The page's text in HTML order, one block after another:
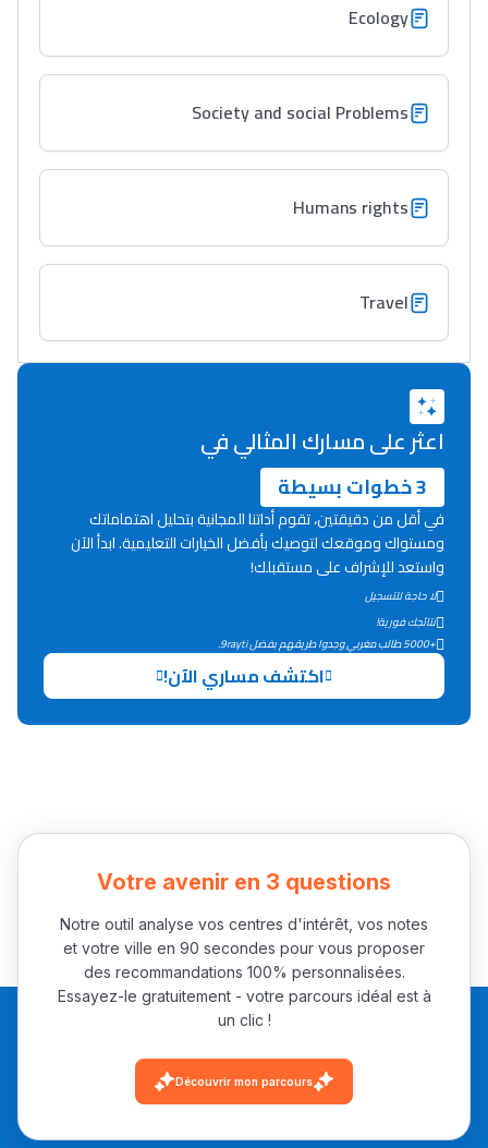
Post-Bac
+ de 78 Sujets
Interviews/Vidéos
+ de 89 Interviews/Vidéos
دليل المهن
ما يزيد عن 149 مهنة
دليل التوجيه
التوجيه بالثانوي و الإعدادي
Ki Derti Liha
ومن الخارج، بشرى
خطوة بخطوة - مترجم
القراية و الخدمة فمجال
تقويم البصر مع المختصّة
مريم الزواكي
مسار عبد العزيز فتيشي،
المبدع فمجال الديكور و
النحت اللي كيحلم يحيي
أكادير أوفلا
Ecology
Society and social Problems
Humans rights
Travel
اعثر على مسارك المثالي في
3 خطوات بسيطة
في أقل من دقيقتين، تقوم أداتنا المجانية بتحليل اهتماماتك
ومستواك وموقعك لتوصيك بأفضل الخيارات التعليمية. ابدأ الآن
واستعد للإشراف على مستقبلك!
لا حاجة للتسجيل
نتائجك فورية!
+5000 طالب مغربي وجدوا طريقهم بفضل 9rayti.
اكتشف مساري الآن!
Votre avenir en 3 questions
Notre outil analyse vos centres d'intérêt, vos notes
et votre ville en 90 secondes pour vous proposer
des recommandations 100% personnalisées.
Essayez-le gratuitement - votre parcours idéal est à
un clic !
Découvrir mon parcours